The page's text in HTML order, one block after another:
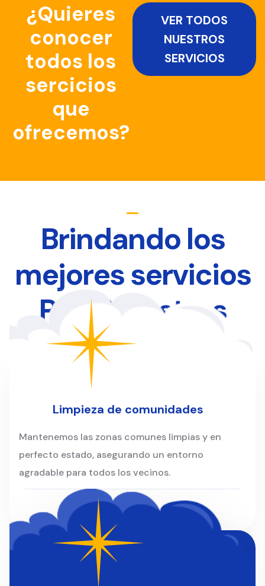
¿Quieres
conocer
todos los
sercicios
que
ofrecemos?
VER TODOS
NUESTROS
SERVICIOS
Brindando los
mejores servicios
Para Nuestros
Clientes
Limpieza de comunidades
Mantenemos las zonas comunes limpias y en
perfecto estado, asegurando un entorno
agradable para todos los vecinos.